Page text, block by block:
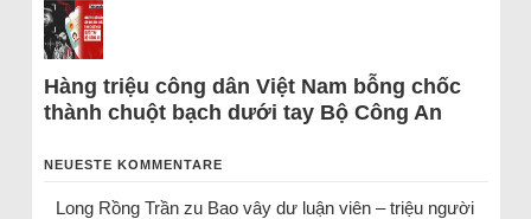
Hàng triệu công dân Việt Nam bỗng chốc
thành chuột bạch dưới tay Bộ Công An
NEUESTE KOMMENTARE
Long Rồng Trầnzu Bao vây dư luận viên – triệu người